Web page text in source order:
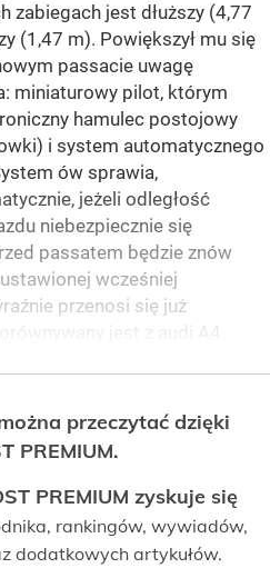
zabiegach jest dłuższy (4,77
(1,47 m). Powiększył mu się
passacie uwagę
miniaturowy pilot, którym
hamulec postojowy
i system automatycznego
ów sprawia,
jeżeli odległość
niebezpiecznie się
passatem będzie znów
wcześniej
przenosi się już
jest z audi A4.
przeczytać dzięki
PREMIUM.
PREMIUM zyskuje się
rankingów, wywiadów,
dodatkowych artykułów.